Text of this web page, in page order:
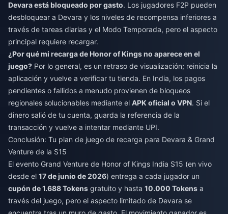
Devara está bloqueado por gasto. Los jugadores F2P pueden
desbloquear a Devara y los niveles de recompensa inferiores a
través de tareas diarias y el Modo Temporada, pero el aspecto
principal requiere recargar.
¿Por qué mi recarga de Honor of Kings no aparece en el
juego? Por lo general, es un retraso de visualización; reinicia la
aplicación y vuelve a verificar tu tienda. En India, los pagos
pendientes o fallidos a menudo provienen de bloqueos
regionales solucionables mediante el APK oficial o VPN. Si el
dinero salió de tu cuenta, guarda la referencia de la
transacción y vuelve a intentar mediante UPI.
Conclusión: Tu plan de juego de recarga para Devara & Grand
Venture de la S15
El evento Grand Venture de Honor of Kings India S15 (en vivo
desde el 17 de junio de 2026) entrega a cada jugador un
cupón de 1.688 Tokens gratuito y hasta 10.000 Tokens a
través del juego, pero el aspecto limitado de Devara se